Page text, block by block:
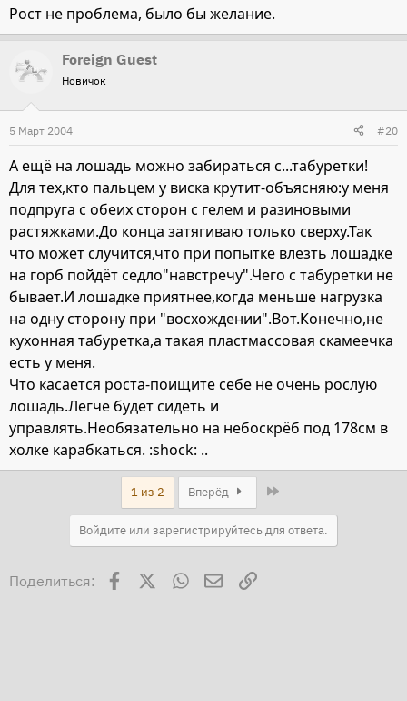
Рост не проблема, было бы желание.
Foreign Guest
Новичок
5 Март 2004 #20
А ещё на лошадь можно забираться с...табуретки!
Для тех,кто пальцем у виска крутит-объясняю:у меня
подпруга с обеих сторон с гелем и разиновыми
растяжками.До конца затягиваю только сверху.Так
что может случится,что при попытке влезть лошадке
на горб пойдёт седло"навстречу".Чего с табуретки не
бывает.И лошадке приятнее,когда меньше нагрузка
на одну сторону при "восхождении".Вот.Конечно,не
кухонная табуретка,а такая пластмассовая скамеечка
есть у меня.
Что касается роста-поищите себе не очень рослую
лошадь.Легче будет сидеть и
управлять.Необязательно на небоскрёб под 178см в
холке карабкаться. :shock: ..
1 из 2 Вперёд
Войдите или зарегистрируйтесь для ответа.
Поделиться: Facebook WhatsAppЭлектронная почта
Ссылка